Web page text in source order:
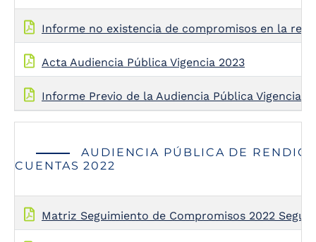
Informe no existencia de compromisos en la
Acta Audiencia Pública Vigencia 2023
Informe Previo de la Audiencia Pública Vigencia
AUDIENCIA PÚBLICA DE
CUENTAS 2022
Matriz Seguimiento de Compromisos 2022